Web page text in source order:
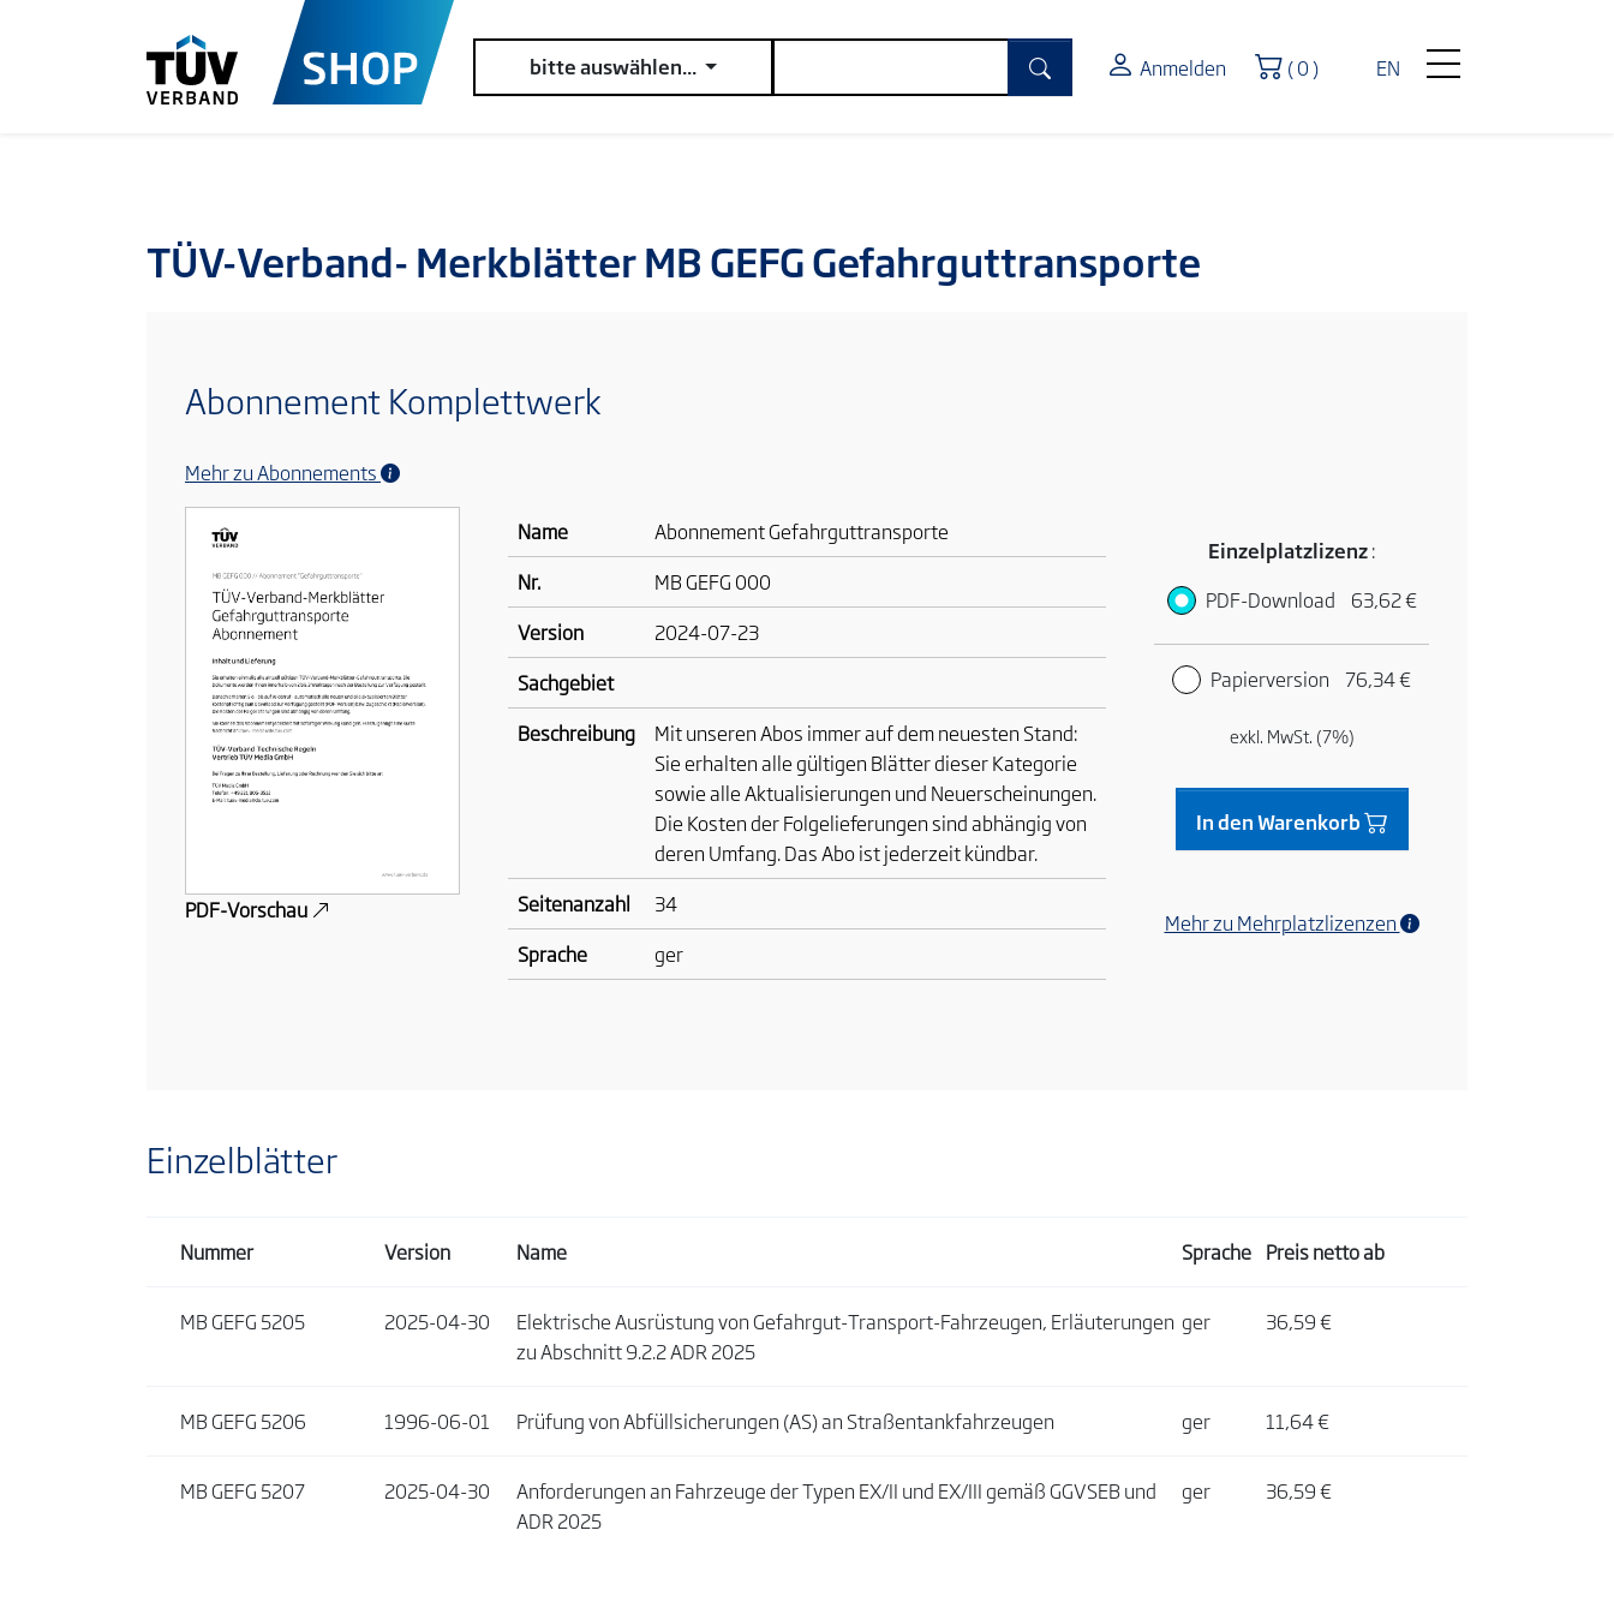
EN
bitte auswählen... Anmelden Warenkorb
( 0 )
TÜV-Verband- Merkblätter MB GEFG Gefahrguttransporte
Abonnement Komplettwerk
Mehr zu Abonnements
PDF-Vorschau
Name
Abonnement Gefahrguttransporte
Nr.
MB GEFG 000
Version
2024-07-23
Sachgebiet
Beschreibung
Mit unseren Abos immer auf dem neuesten Stand:
Sie erhalten alle gültigen Blätter dieser Kategorie
sowie alle Aktualisierungen und Neuerscheinungen.
Die Kosten der Folgelieferungen sind abhängig von
deren Umfang. Das Abo ist jederzeit kündbar.
Seitenanzahl
34
Sprache
ger
Einzelplatzlizenz:
PDF-Download
63,62 €
Papierversion 76,34 €
exkl. MwSt. (7%)
In den Warenkorb
Mehr zu Mehrplatzlizenzen
Einzelblätter
Nummer Version Name Sprache Preis netto ab
MB GEFG 5205 2025-04-30
Elektrische Ausrüstung von Gefahrgut-Transport-Fahrzeugen, Erläuterungen
zu Abschnitt 9.2.2 ADR 2025
ger 36,59 €
MB GEFG 5206 1996-06-01 Prüfung von Abfüllsicherungen (AS) an Straßentankfahrzeugen ger 11,64 €
MB GEFG 5207 2025-04-30
Anforderungen an Fahrzeuge der Typen EX/II und EX/III gemäß GGVSEB und
ADR 2025
ger 36,59 €